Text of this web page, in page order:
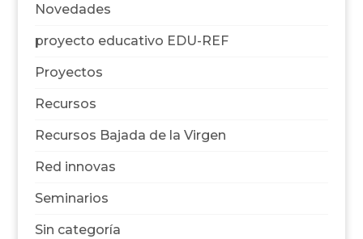
Novedades
proyecto educativo EDU-REF
Proyectos
Recursos
Recursos Bajada de la Virgen
Red innovas
Seminarios
Sin categoría